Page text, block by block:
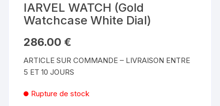
IARVEL WATCH (Gold
Watchcase White Dial)
286.00 €
ARTICLE SUR COMMANDE – LIVRAISON ENTRE
5 ET 10 JOURS
Rupture de stock